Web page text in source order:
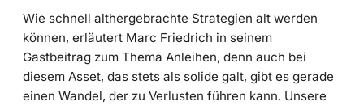
Wie schnell althergebrachte Strategien alt werden
können, erläutert Marc Friedrich in seinem
Gastbeitrag zum Thema Anleihen, denn auch bei
diesem Asset, das stets als solide galt, gibt es gerade
einen Wandel, der zu Verlusten führen kann. Unsere